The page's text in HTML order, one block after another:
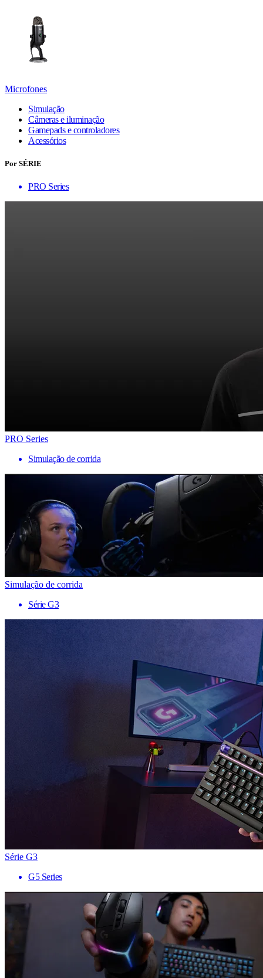
Microfones
Simulação
Câmeras e iluminação
Gamepads e controladores
Acessórios
Por SÉRIE
PRO Series
PRO Series
Simulação de corrida
Simulação de corrida
Série G3
Série G3
G5 Series